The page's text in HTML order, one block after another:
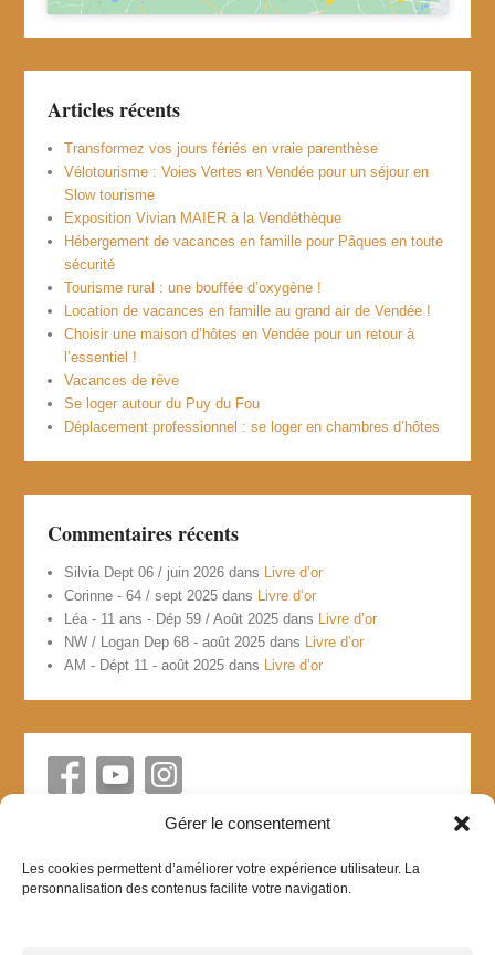
Gérer le consentement
Les cookies permettent d’améliorer votre expérience utilisateur. La
personnalisation des contenus facilite votre navigation.
Articles récents
Transformez vos jours fériés en vraie parenthèse
Vélotourisme : Voies Vertes en Vendée pour un séjour en
Slow tourisme
Exposition Vivian MAIER à la Vendéthèque
Hébergement de vacances en famille pour Pâques en toute
sécurité
Tourisme rural : une bouffée d’oxygène !
Location de vacances en famille au grand air de Vendée !
Choisir une maison d’hôtes en Vendée pour un retour à
l’essentiel !
Vacances de rêve
Se loger autour du Puy du Fou
Déplacement professionnel : se loger en chambres d’hôtes
Commentaires récents
Silvia Dept 06 / juin 2026 dans Livre d’or
Corinne - 64 / sept 2025 dans Livre d’or
Léa - 11 ans - Dép 59 / Août 2025 dans Livre d’or
NW / Logan Dep 68 - août 2025 dans Livre d’or
AM - Dépt 11 - août 2025 dans Livre d’or